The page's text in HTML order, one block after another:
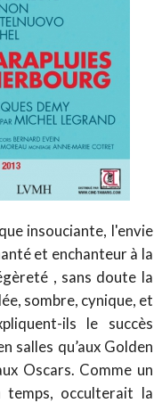
insouciante, l'envie
et enchanteur à la
, sans doute la
sombre, cynique, et
ils le succès
salles qu’aux Golden
Oscars. Comme un
occulterait la